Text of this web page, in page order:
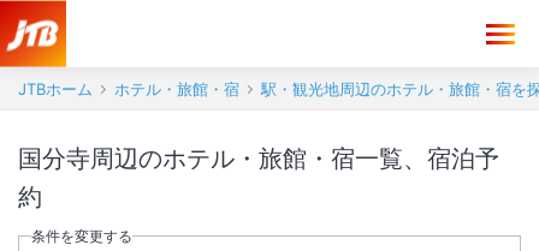
JTBホーム ホテル・旅館・宿 駅・観光地周辺のホテル・旅館・宿を
国分寺周辺のホテル・旅館・宿一覧、宿泊予
約
条件を変更する